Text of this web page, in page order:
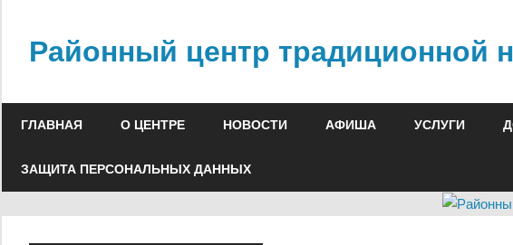
contentРайонный центр традиционной
ГЛАВНАЯ О ЦЕНТРЕ НОВОСТИ АФИША УСЛУГИ
ЗАЩИТА ПЕРСОНАЛЬНЫХ ДАННЫХ